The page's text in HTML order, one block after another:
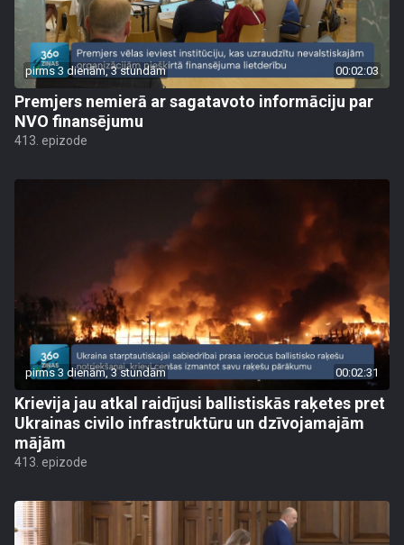
pirms 3 dienām, 3 stundām 00:02:03
Premjers nemierā ar sagatavoto informāciju par
NVO finansējumu
413. epizode
pirms 3 dienām, 3 stundām 00:02:31
Krievija jau atkal raidījusi ballistiskās raķetes pret
Ukrainas civilo infrastruktūru un dzīvojamajām
mājām
413. epizode